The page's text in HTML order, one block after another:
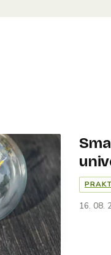
16. 08.